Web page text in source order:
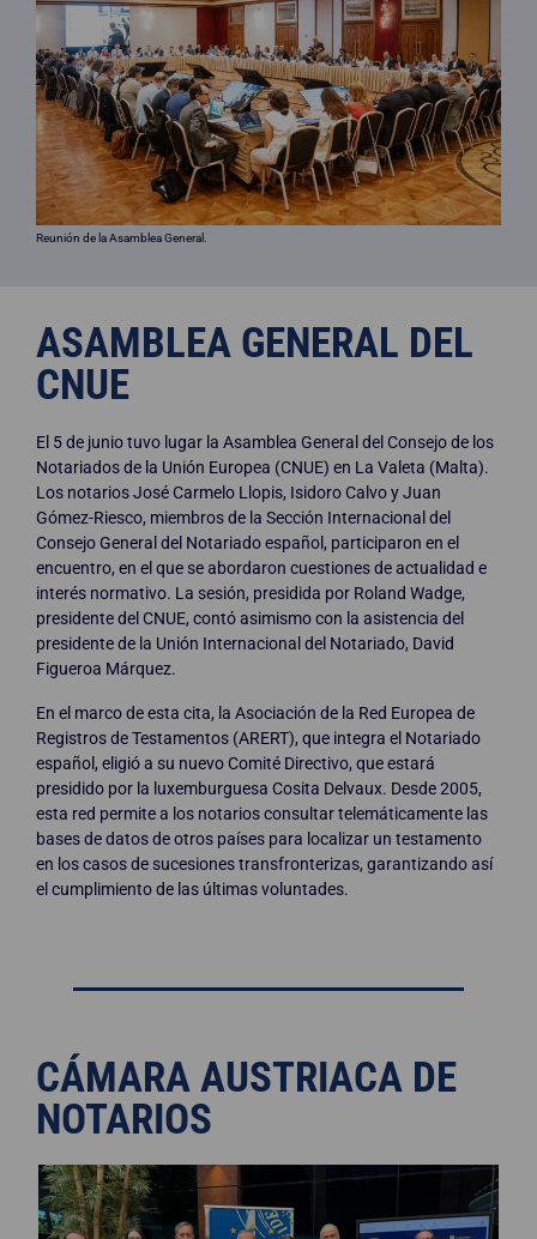
Reunión de la Asamblea General.
ASAMBLEA GENERAL DEL
CNUE
El 5 de junio tuvo lugar la Asamblea General del Consejo de los
Notariados de la Unión Europea (CNUE) en La Valeta (Malta).
Los notarios José Carmelo Llopis, Isidoro Calvo y Juan
Gómez-Riesco, miembros de la Sección Internacional del
Consejo General del Notariado español, participaron en el
encuentro, en el que se abordaron cuestiones de actualidad e
interés normativo. La sesión, presidida por Roland Wadge,
presidente del CNUE, contó asimismo con la asistencia del
presidente de la Unión Internacional del Notariado, David
Figueroa Márquez.
En el marco de esta cita, la Asociación de la Red Europea de
Registros de Testamentos (ARERT), que integra el Notariado
español, eligió a su nuevo Comité Directivo, que estará
presidido por la luxemburguesa Cosita Delvaux. Desde 2005,
esta red permite a los notarios consultar telemáticamente las
bases de datos de otros países para localizar un testamento
en los casos de sucesiones transfronterizas, garantizando así
el cumplimiento de las últimas voluntades.
CÁMARA AUSTRIACA DE
NOTARIOS